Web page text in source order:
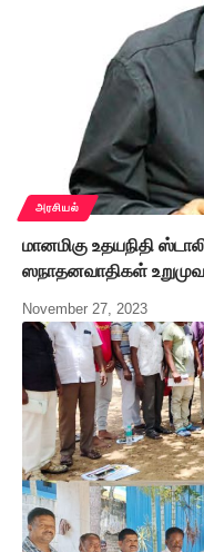
அரசியல்
மானமிகு உதயநிதி
ஸநாதனவாதிகள்
November 27, 2023